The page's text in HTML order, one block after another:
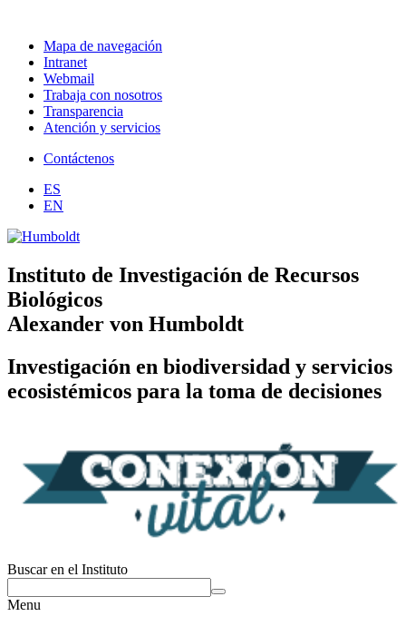
Mapa de navegación
Intranet
Webmail
Trabaja con nosotros
Transparencia
Atención y servicios
Contáctenos
ES
EN
Instituto de Investigación de Recursos
Biológicos
Alexander von Humboldt
Investigación en biodiversidad y servicios
ecosistémicos para la toma de decisiones
Buscar en el Instituto
Menu